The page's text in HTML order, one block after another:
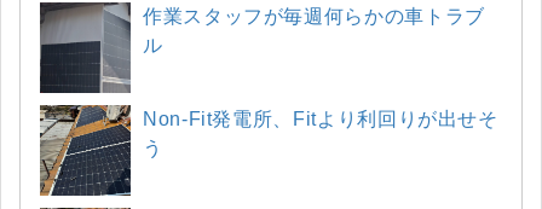
作業スタッフが毎週何らかの車トラブ
ル
Non-Fit発電所、Fitより利回りが出せそ
う